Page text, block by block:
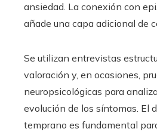
ansiedad. La conexión con
añade una capa adicional de
Se utilizan entrevistas
valoración y, en ocasiones,
neuropsicológicas para
evolución de los síntomas. El
temprano es fundamental